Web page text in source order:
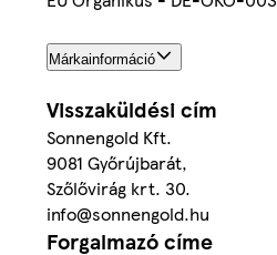
Márkainformáció
Visszaküldési cím
Sonnengold Kft.
9081 Győrújbarát,
Szőlővirág krt. 30.
info@sonnengold.hu
Forgalmazó címe